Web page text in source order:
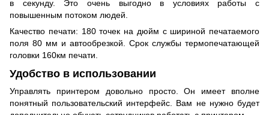
в секунду. Это очень выгодно в условиях работы с
повышенным потоком людей.
Качество печати: 180 точек на дюйм с шириной печатаемого
поля 80 мм и автообрезкой. Срок службы термопечатающей
головки 160км печати.
Удобство в использовании
Управлять принтером довольно просто. Он имеет вполне
понятный пользовательский интерфейс. Вам не нужно будет